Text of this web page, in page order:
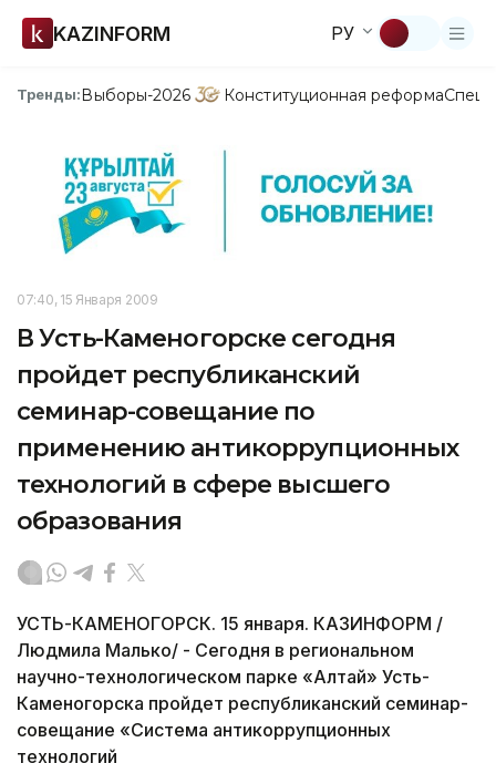
KAZINFORM РУ
Тренды:Выборы-2026 Конституционная реформа
07:40, 15 Января 2009
В Усть-Каменогорске сегодня
пройдет республиканский
семинар-совещание по
применению антикоррупционных
технологий в сфере высшего
образования
УСТЬ-КАМЕНОГОРСК. 15 января. КАЗИНФОРМ /
Людмила Малько/ - Сегодня в региональном
научно-технологическом парке «Алтай» Усть-
Каменогорска пройдет республиканский семинар-
совещание «Система антикоррупционных
технологий